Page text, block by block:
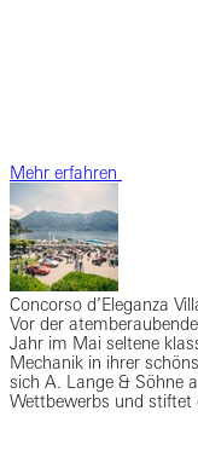
Mehr erfahren
Concorso d’Eleganza
Vor der
Jahr im Mai seltene
Mechanik in ihrer
sich A. Lange & Söhne
Wettbewerbs und stiftet